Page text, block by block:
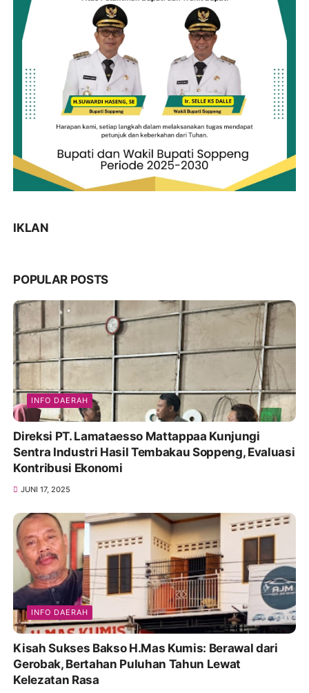
IKLAN
POPULAR POSTS
INFO DAERAH
Direksi PT. Lamataesso Mattappaa Kunjungi
Sentra Industri Hasil Tembakau Soppeng, Evaluasi
Kontribusi Ekonomi
JUNI 17, 2025
INFO DAERAH
Kisah Sukses Bakso H.Mas Kumis: Berawal dari
Gerobak, Bertahan Puluhan Tahun Lewat
Kelezatan Rasa